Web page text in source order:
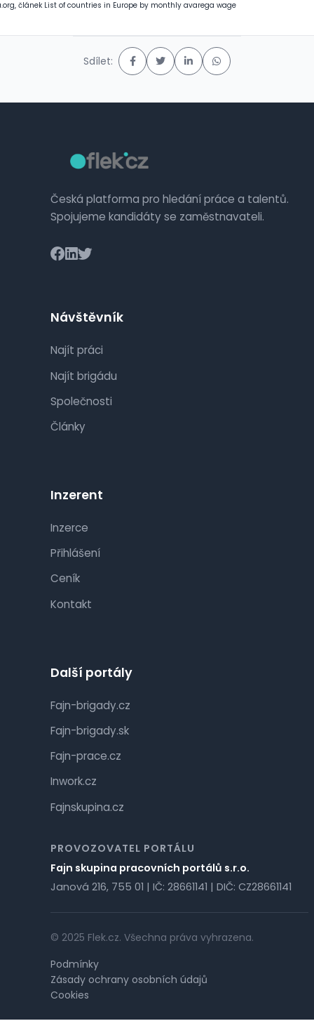
článek List of countries in Europe by monthly avarega wage
Sdílet:
Česká platforma pro hledání práce a talentů.
Spojujeme kandidáty se zaměstnavateli.
Návštěvník
Najít práci
Najít brigádu
Společnosti
Články
Inzerent
Inzerce
Přihlášení
Ceník
Kontakt
Další portály
Fajn-brigady.cz
Fajn-brigady.sk
Fajn-prace.cz
Inwork.cz
Fajnskupina.cz
PROVOZOVATEL PORTÁLU
Fajn skupina pracovních portálů s.r.o.
Janová 216, 755 01 | IČ: 28661141 | DIČ: CZ28661141
© 2025 Flek.cz. Všechna práva vyhrazena.
Podmínky
Zásady ochrany osobních údajů
Cookies